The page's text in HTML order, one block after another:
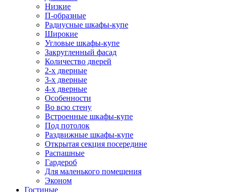
Низкие
П-образные
Радиусные шкафы-купе
Широкие
Угловые шкафы-купе
Закругленный фасад
Количество дверей
2-х дверные
3-х дверные
4-х дверные
Особенности
Во всю стену
Встроенные шкафы-купе
Под потолок
Раздвижные шкафы-купе
Открытая секция посередине
Распашные
Гардероб
Для маленького помещения
Эконом
Гостиные